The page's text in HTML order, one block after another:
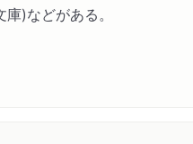
)などがある。